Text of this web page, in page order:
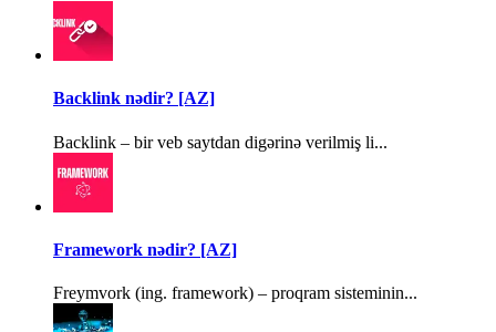
Backlink nədir? [AZ]
Backlink – bir veb saytdan digərinə verilmiş li...
Framework nədir? [AZ]
Freymvork (ing. framework) – proqram sisteminin...